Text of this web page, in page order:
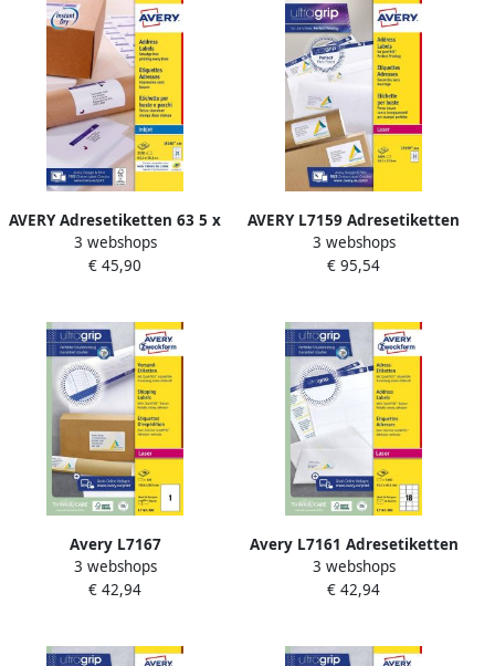
AVERY Adresetiketten 63 5 x
38 1 mm wit Inkjetprinter
permanent klevend J8160-
3 webshops
€ 45,90
AVERY L7159 Adresetiketten
Laser Ultragrip wit 250
vellen 24 per vel 63 5 x 33 9
3 webshops
€ 95,54
Avery L7167
Verzendetiketten Laser
Ultragrip wit 100 vellen 1
3 webshops
€ 42,94
Avery L7161 Adresetiketten
Laser Ultragrip wit 100
vellen 18 per vel 63 5 x 46 6
3 webshops
€ 42,94